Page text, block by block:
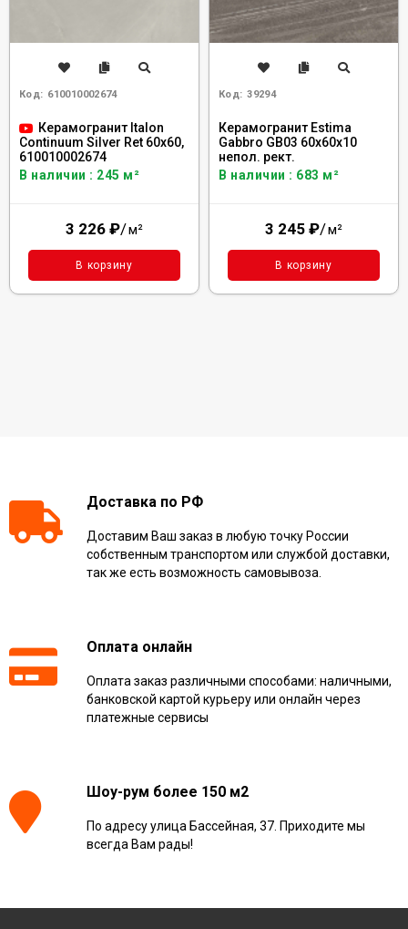
Код: 610010002674
Керамогранит Italon
Continuum Silver Ret 60x60,
610010002674
В наличии : 245 м²
3 226 ₽/м²
В корзину
Код: 39294
Керамогранит Estima
Gabbro GB03 60x60x10
непол. рект.
В наличии : 683 м²
3 245 ₽/м²
В корзину
Доставка по РФ
Доставим Ваш заказ в любую точку России
собственным транспортом или службой доставки,
так же есть возможность самовывоза.
Оплата онлайн
Оплата заказ различными способами: наличными,
банковской картой курьеру или онлайн через
платежные сервисы
Шоу-рум более 150 м2
По адресу улица Бассейная, 37. Приходите мы
всегда Вам рады!